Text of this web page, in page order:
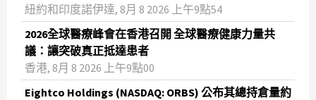
紐約和印度諾伊達, 8月 8 2026 上午9點54
2026全球醫療峰會在香港召開 全球醫療健康力量共
議：讓突破真正抵達患者
香港, 8月 8 2026 上午9點00
Eightco Holdings (NASDAQ: ORBS) 公布其總持倉量約